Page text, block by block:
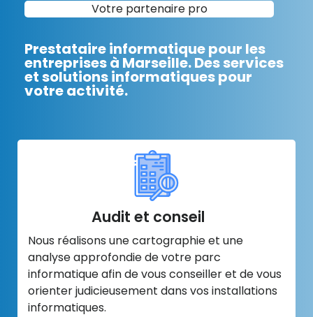
Votre partenaire pro
Prestataire informatique pour les
entreprises à Marseille. Des services
et solutions informatiques pour
votre activité.
Audit et conseil
Nous réalisons une cartographie et une
analyse approfondie de votre parc
informatique afin de vous conseiller et de vous
orienter judicieusement dans vos installations
informatiques.